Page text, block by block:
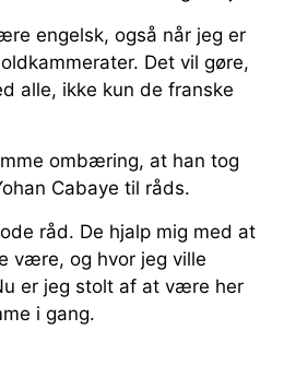
engelsk, også når jeg er
Det vil gøre,
alle, ikke kun de franske
ombæring, at han tog
Cabaye til råds.
råd. De hjalp mig med at
være, og hvor jeg ville
er jeg stolt af at være her
i gang.